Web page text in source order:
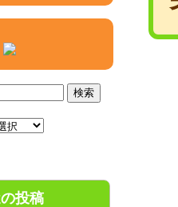
投稿